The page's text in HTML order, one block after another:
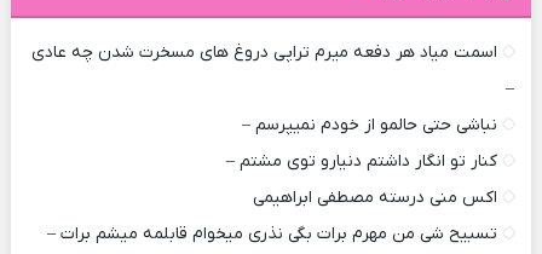
اسمت میاد هر دفعه میرم تراپی دروغ‌ های مسخرت شدن چه عادی
–
نباشی حتی حالمو از خودم نمیپرسم –
کنار تو انگار داشتم دنیارو توی مشتم –
اکس منی درسته مصطفی ابراهیمی
تسبیح شی من مهرم برات بگی نذری میخوام قابلمه میشم برات –